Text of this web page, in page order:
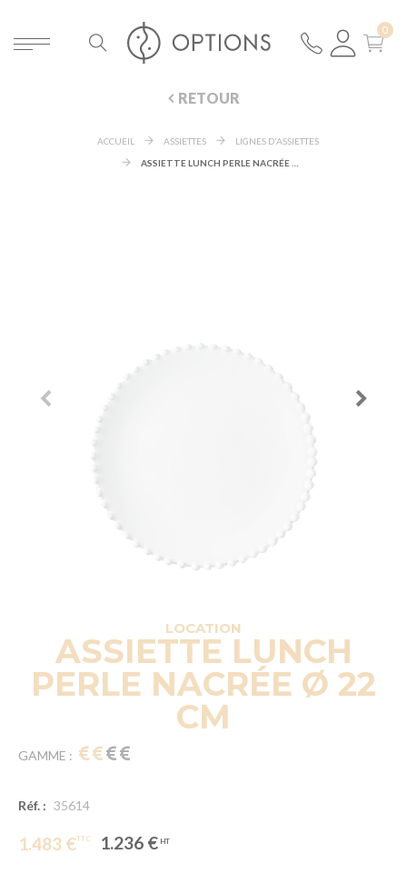
RETOUR
ACCUEIL ASSIETTES
LIGNES D'ASSIETTES
LOCATION
ASSIETTE LUNCH
PERLE NACRÉE Ø 22
CM
GAMME :
Réf. : 35614
1.483 € 1.236 €